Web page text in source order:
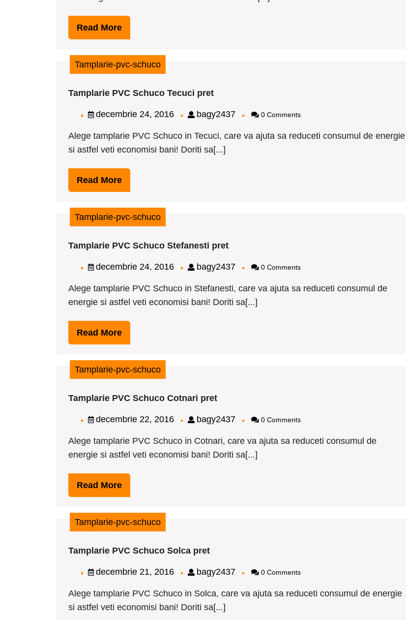
Read MoreRead
More
Tamplarie-pvc-schuco
Tamplarie PVC Schuco Tecuci pretPVC
Tecuci
decembrie 24, 2016decembrie
2016
bagy2437bagy24370 Comments
Alege tamplarie PVC Schuco in Tecuci, care va ajuta sa reduceti consumul de energie
si astfel veti economisi bani! Doriti sa[...]
Read MoreRead
More
Tamplarie-pvc-schuco
Tamplarie PVC Schuco Stefanesti pretPVC
Stefanesti
decembrie 24, 2016decembrie
2016
bagy2437bagy24370 Comments
Alege tamplarie PVC Schuco in Stefanesti, care va ajuta sa reduceti consumul de
energie si astfel veti economisi bani! Doriti sa[...]
Read MoreRead
More
Tamplarie-pvc-schuco
Tamplarie PVC Schuco Cotnari pretPVC
Cotnari
decembrie 22, 2016decembrie
2016
bagy2437bagy24370 Comments
Alege tamplarie PVC Schuco in Cotnari, care va ajuta sa reduceti consumul de
energie si astfel veti economisi bani! Doriti sa[...]
Read MoreRead
More
Tamplarie-pvc-schuco
Tamplarie PVC Schuco Solca pretPVC
Solca
decembrie 21, 2016decembrie
2016
bagy2437bagy24370 Comments
Alege tamplarie PVC Schuco in Solca, care va ajuta sa reduceti consumul de energie
si astfel veti economisi bani! Doriti sa[...]